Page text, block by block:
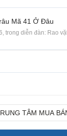
Mã 41 Ở Đâu
, trong diễn đàn: Rao
TÂM MUA